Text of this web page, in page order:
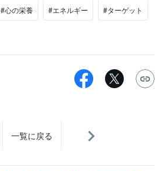
#心の栄養 #エネルギー #ターゲット
一覧に戻る